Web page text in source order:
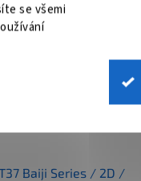
se všemi
Baiji Series / 2D /
Kód: